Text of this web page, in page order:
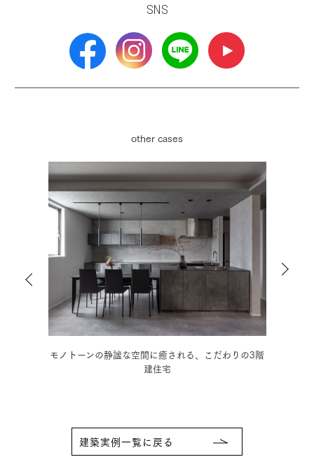
SNS
other cases
モノトーンの静謐な空間に癒される、こだわりの3階
建住宅
建築実例一覧に戻る